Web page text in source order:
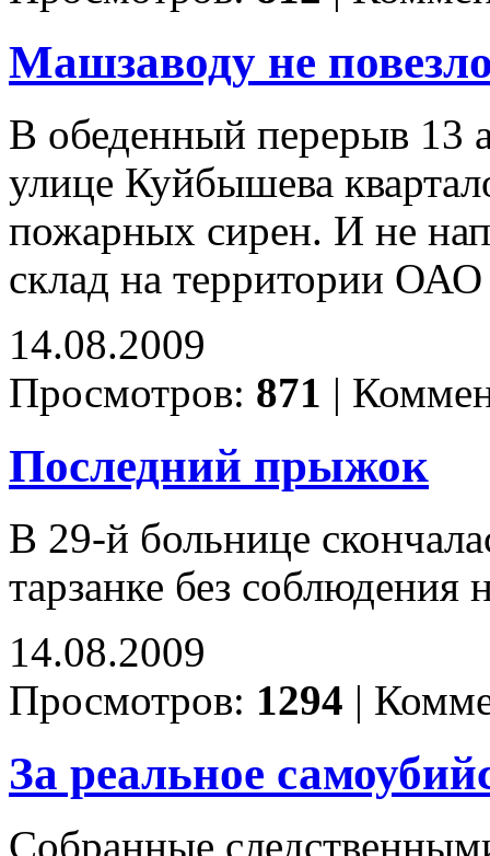
Машзаводу не
В обеденный перерыв 13
улице Куйбышева
пожарных сирен. И не
склад на территории
14.08.2009
Просмотров: 871 |
Последний прыжок
В 29-й больнице
тарзанке без соблюдения
14.08.2009
Просмотров: 1294 |
За реальное
Собранные